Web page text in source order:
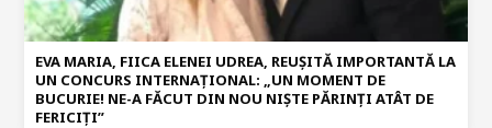
EVA MARIA, FIICA ELENEI UDREA, REUȘITĂ IMPORTANTĂ LA
UN CONCURS INTERNAȚIONAL: „UN MOMENT DE
BUCURIE! NE-A FĂCUT DIN NOU NIȘTE PĂRINȚI ATÂT DE
FERICIȚI”